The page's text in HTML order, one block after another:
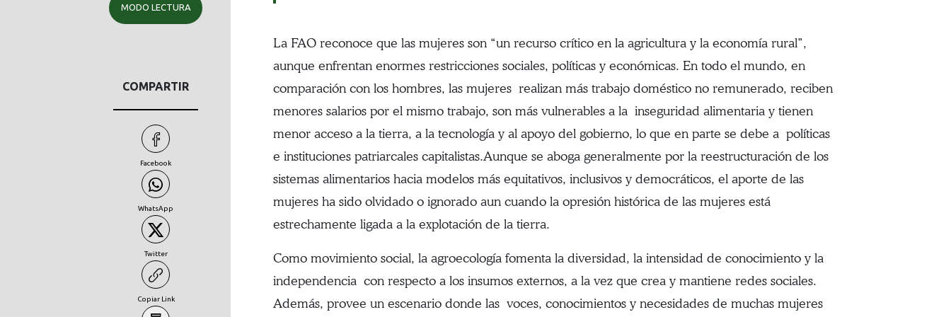
MODO LECTURA
COMPARTIR
Facebook
WhatsApp
Twitter
Copiar Link
La FAO reconoce que las mujeres son “un recurso crítico en la agricultura y la economía rural”,
aunque enfrentan enormes restricciones sociales, políticas y económicas. En todo el mundo, en
comparación con los hombres, las mujeres realizan más trabajo doméstico no remunerado, reciben
menores salarios por el mismo trabajo, son más vulnerables a la inseguridad alimentaria y tienen
menor acceso a la tierra, a la tecnología y al apoyo del gobierno, lo que en parte se debe a políticas
e instituciones patriarcales capitalistas.Aunque se aboga generalmente por la reestructuración de los
sistemas alimentarios hacia modelos más equitativos, inclusivos y democráticos, el aporte de las
mujeres ha sido olvidado o ignorado aun cuando la opresión histórica de las mujeres está
estrechamente ligada a la explotación de la tierra.
Como movimiento social, la agroecología fomenta la diversidad, la intensidad de conocimiento y la
independencia con respecto a los insumos externos, a la vez que crea y mantiene redes sociales.
Además, provee un escenario donde las voces, conocimientos y necesidades de muchas mujeres